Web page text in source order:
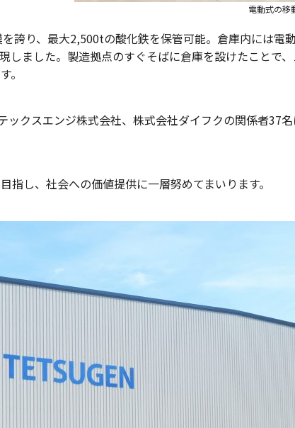
電動式の移
り、最大2,500tの酸化鉄を保管可能。倉庫内には電
ました。製造拠点のすぐそばに倉庫を設けたことで
。
クスエンジ株式会社、株式会社ダイフクの関係者37
し、社会への価値提供に一層努めてまいります。